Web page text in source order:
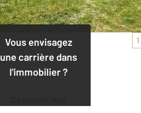
Vous envisagez
une carrière dans
l'immobilier ?
1